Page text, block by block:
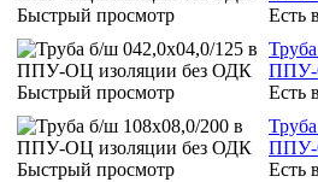
Быстрый просмотр
Есть
Быстрый просмотр
ППУ-
Есть
Быстрый просмотр
ППУ-
Есть